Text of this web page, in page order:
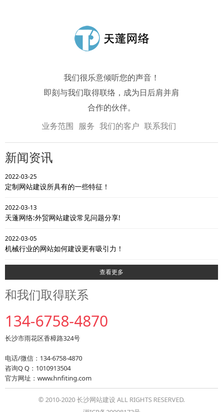
我们很乐意倾听您的声音！
即刻与我们取得联络，成为日后肩并肩
合作的伙伴。
业务范围 服务 我们的客户 联系我们
新闻资讯
2022-03-25
定制网站建设所具有的一些特征！
2022-03-13
天蓬网络:外贸网站建设常见问题分享!
2022-03-05
机械行业的网站如何建设更有吸引力！
查看更多
和我们取得联系
134-6758-4870
长沙市雨花区香樟路324号
电话/微信：134-6758-4870
咨询Q Q：1010913504
官方网址：www.hnfiting.com
© 2010-2020 长沙网站建设 ALL RIGHTS RESERVED.